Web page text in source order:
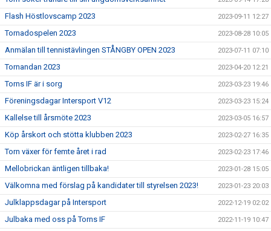
Flash Höstlovscamp 2023 2023-09-11 12:27
Tornadospelen 2023 2023-08-28 10:05
Anmälan till tennistävlingen STÅNGBY OPEN 2023 2023-07-11 07:10
Tornandan 2023 2023-04-20 12:21
Torns IF är i sorg 2023-03-23 19:46
Föreningsdagar Intersport V12 2023-03-23 15:24
Kallelse till årsmöte 2023 2023-03-05 16:57
Köp årskort och stötta klubben 2023 2023-02-27 16:35
Torn växer för femte året i rad 2023-02-23 17:46
Mellobrickan äntligen tillbaka! 2023-01-28 15:05
Välkomna med förslag på kandidater till styrelsen 2023! 2023-01-23 20:03
Julklappsdagar på Intersport 2022-12-19 02:02
Julbaka med oss på Torns IF 2022-11-19 10:47